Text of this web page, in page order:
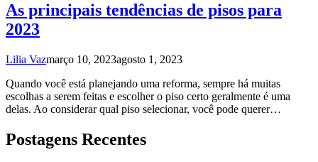
As principais tendências de pisos para
2023
Lilia Vazmarço 10, 2023agosto 1, 2023
Quando você está planejando uma reforma, sempre há muitas
escolhas a serem feitas e escolher o piso certo geralmente é uma
delas. Ao considerar qual piso selecionar, você pode querer…
Postagens Recentes